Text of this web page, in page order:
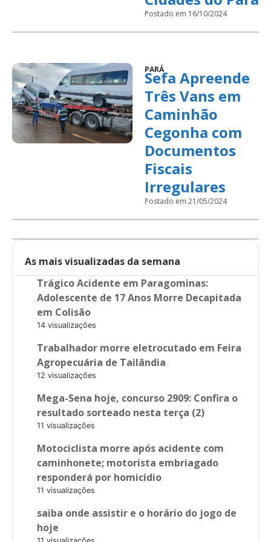
Postado em 16/10/2024
PARÁ
Sefa Apreende
Três Vans em
Caminhão
Cegonha com
Documentos
Fiscais
Irregulares
Postado em 21/05/2024
As mais visualizadas da semana
Trágico Acidente em Paragominas:
Adolescente de 17 Anos Morre Decapitada
em Colisão
14 visualizações
Trabalhador morre eletrocutado em Feira
Agropecuária de Tailândia
12 visualizações
Mega-Sena hoje, concurso 2909: Confira o
resultado sorteado nesta terça (2)
11 visualizações
Motociclista morre após acidente com
caminhonete; motorista embriagado
responderá por homicídio
11 visualizações
saiba onde assistir e o horário do jogo de
hoje